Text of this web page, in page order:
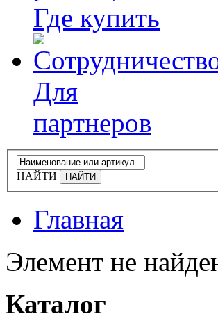
Где купить
Для
партнеров
НАЙТИ
Главная
Элемент не
Каталог